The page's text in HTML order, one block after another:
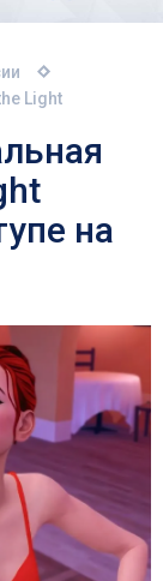
Light
на